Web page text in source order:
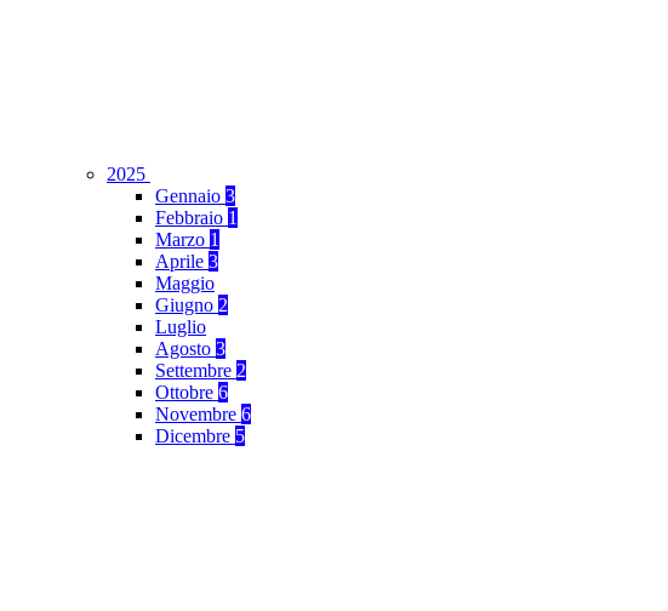
2025
Gennaio 3
Febbraio 1
Marzo 1
Aprile 3
Maggio
Giugno 2
Luglio
Agosto 3
Settembre 2
Ottobre 6
Novembre 6
Dicembre 5